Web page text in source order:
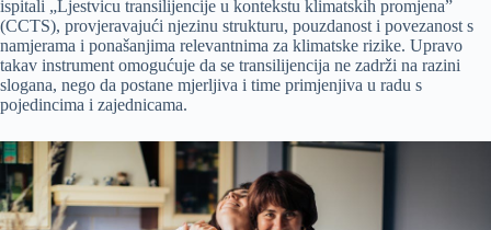
ispitali „Ljestvicu transilijencije u kontekstu klimatskih promjena”
(CCTS), provjeravajući njezinu strukturu, pouzdanost i povezanost s
namjerama i ponašanjima relevantnima za klimatske rizike. Upravo
takav instrument omogućuje da se transilijencija ne zadrži na razini
slogana, nego da postane mjerljiva i time primjenjiva u radu s
pojedincima i zajednicama.